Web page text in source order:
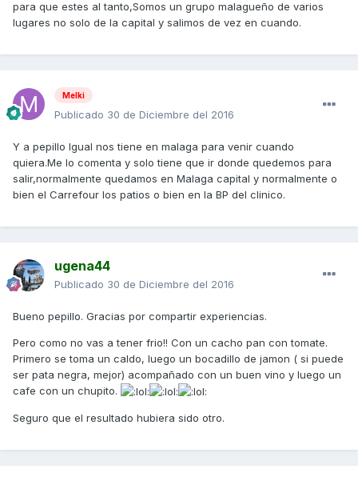
para que estes al tanto,Somos un grupo malagueño de varios
lugares no solo de la capital y salimos de vez en cuando.
Melki
Publicado 30 de Diciembre del 2016
Y a pepillo Igual nos tiene en malaga para venir cuando
quiera.Me lo comenta y solo tiene que ir donde quedemos para
salir,normalmente quedamos en Malaga capital y normalmente o
bien el Carrefour los patios o bien en la BP del clinico.
ugena44
Publicado 30 de Diciembre del 2016
Bueno pepillo. Gracias por compartir experiencias.
Pero como no vas a tener frio!! Con un cacho pan con tomate.
Primero se toma un caldo, luego un bocadillo de jamon ( si puede
ser pata negra, mejor) acompañado con un buen vino y luego un
cafe con un chupito.
Seguro que el resultado hubiera sido otro.